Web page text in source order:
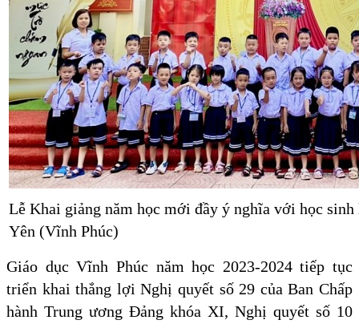
Lễ Khai giảng năm học mới đầy ý nghĩa với học
Yên (Vĩnh Phúc)
Giáo dục Vĩnh Phúc năm học 2023-2024 tiếp tục
triển khai thắng lợi Nghị quyết số 29 của Ban Chấp
hành Trung ương Đảng khóa XI, Nghị quyết số 10